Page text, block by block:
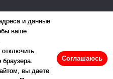
и данные
ваше
вы даете
Соглашаюсь